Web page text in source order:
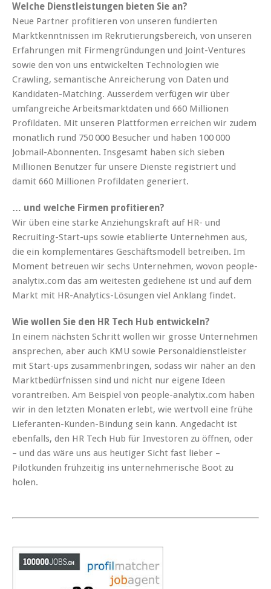
Welche Dienstleistungen bieten Sie an?
Neue Partner profitieren von unseren fundierten
Marktkenntnissen im Rekrutierungsbereich, von unseren
Erfahrungen mit Firmengründungen und Joint-Ventures
sowie den von uns entwickelten Technologien wie
Crawling, semantische Anreicherung von Daten und
Kandidaten-Matching. Ausserdem verfügen wir über
umfangreiche Arbeitsmarktdaten und 660 Millionen
Profildaten. Mit unseren Plattformen erreichen wir zudem
monatlich rund 750 000 Besucher und haben 100 000
Jobmail-Abonnenten. Insgesamt haben sich sieben
Millionen Benutzer für unsere Dienste registriert und
damit 660 Millionen Profildaten generiert.
… und welche Firmen profitieren?
Wir üben eine starke Anziehungskraft auf HR- und
Recruiting-Start-ups sowie etablierte Unternehmen aus,
die ein komplementäres Geschäftsmodell betreiben. Im
Moment betreuen wir sechs Unternehmen, wovon people-
analytix.com das am weitesten gediehene ist und auf dem
Markt mit HR-Analytics-Lösungen viel Anklang findet.
Wie wollen Sie den HR Tech Hub entwickeln?
In einem nächsten Schritt wollen wir grosse Unternehmen
ansprechen, aber auch KMU sowie Personaldienstleister
mit Start-ups zusammenbringen, sodass wir näher an den
Marktbedürfnissen sind und nicht nur eigene Ideen
vorantreiben. Am Beispiel von people-analytix.com haben
wir in den letzten Monaten erlebt, wie wertvoll eine frühe
Lieferanten-Kunden-Bindung sein kann. Angedacht ist
ebenfalls, den HR Tech Hub für Investoren zu öffnen, oder
– und das wäre uns aus heutiger Sicht fast lieber –
Pilotkunden frühzeitig ins unternehmerische Boot zu
holen.